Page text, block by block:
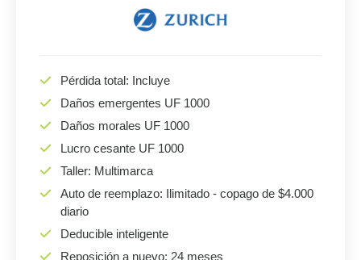
Pérdida total: Incluye
Daños emergentes UF 1000
Daños morales UF 1000
Lucro cesante UF 1000
Taller: Multimarca
Auto de reemplazo: Ilimitado - copago de $4.000
diario
Deducible inteligente
Reposición a nuevo: 24 meses